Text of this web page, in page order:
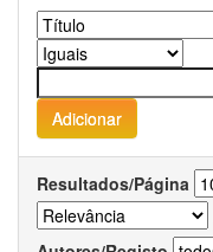
Resultados/Página